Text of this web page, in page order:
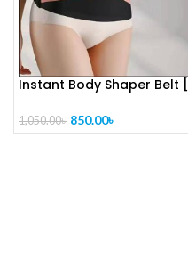
Instant Body Shaper Belt [
1,050.00৳ 850.00৳